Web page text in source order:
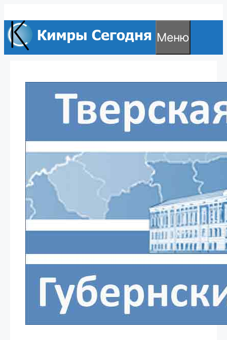
к
содержимому
Меню